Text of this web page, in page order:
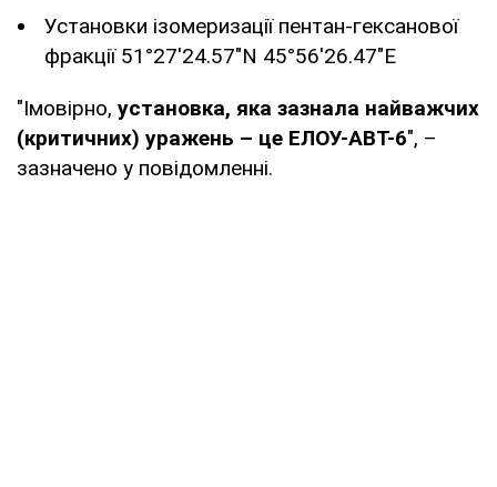
Установки ізомеризації пентан-гексанової
фракції 51°27'24.57"N 45°56'26.47"E
"Імовірно, установка, яка зазнала найважчих
(критичних) уражень – це ЕЛОУ-АВT-6", –
зазначено у повідомленні.